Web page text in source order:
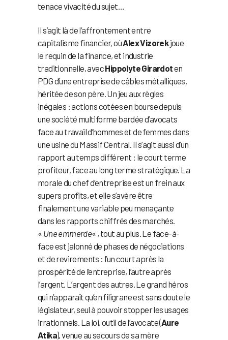
tenace vivacité du sujet…
Il s’agit là de l’affrontement entre
capitalisme financier, oùAlex Vizorekjoue
le requin de la finance, et industrie
traditionnelle, avecHippolyte Girardoten
PDG d’une entreprise de câbles métalliques,
héritée de son père. Un jeu aux règles
inégales : actions cotées en bourse depuis
une société multiforme bardée d’avocats
face au travail d’hommes et de femmes dans
une usine du Massif Central. Il s’agit aussi d’un
rapport au temps différent : le court terme
profiteur, face au long terme stratégique. La
morale du chef d’entreprise est un frein aux
supers profits, et elle s’avère être
finalement une variable peu menaçante
dans les rapports chiffrés des marchés.
« Une emmerde« , tout au plus. Le face-à-
face est jalonné de phases de négociations
et de revirements : l’un court après la
prospérité de l’entreprise, l’autre après
l’argent. L’argent des autres. Le grand héros
qui n’apparaît qu’en filigrane est sans doute le
législateur, seul à pouvoir stopper les usages
irrationnels. La loi, outil de l’avocate (Aure
Atika), venue au secours de sa mère